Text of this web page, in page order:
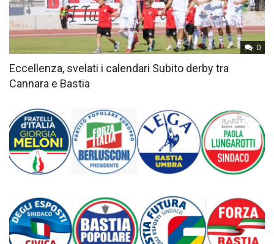
0
Eccellenza, svelati i calendari Subito derby tra
Cannara e Bastia